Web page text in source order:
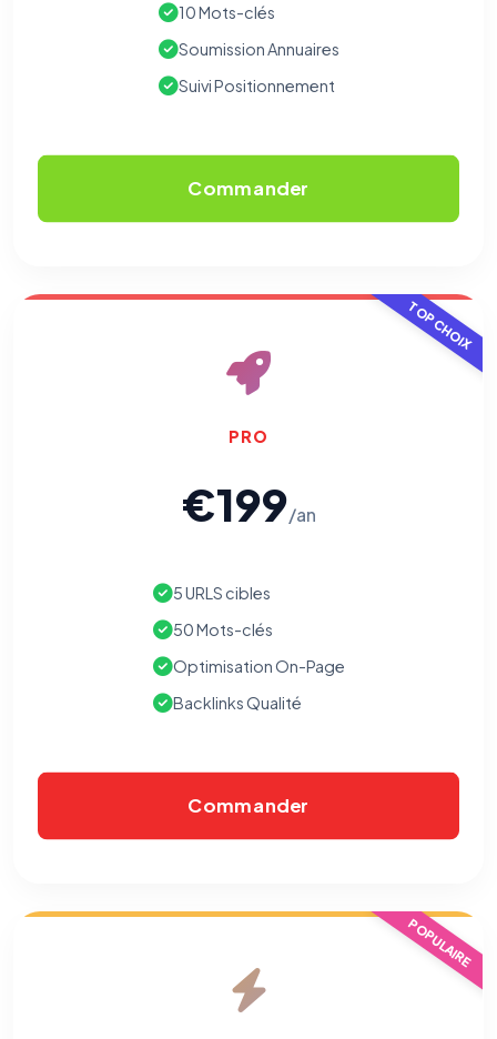
10 Mots-clés
Soumission Annuaires
Suivi Positionnement
Commander
TOP CHOIX
PRO
€199/an
5 URLS cibles
50 Mots-clés
Optimisation On-Page
Backlinks Qualité
Commander
POPULAIRE
Nécessaires au fonctionnement du site : session, sécurité,
mémorisation de vos choix de consentement. Ils ne